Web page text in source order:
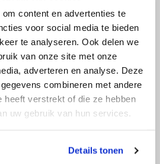
content en advertenties te
voor social media te bieden
te analyseren. Ook delen we
van onze site met onze
adverteren en analyse. Deze
combineren met andere
heeft verstrekt of die ze hebben
uw gebruik van hun services.
Details tonen